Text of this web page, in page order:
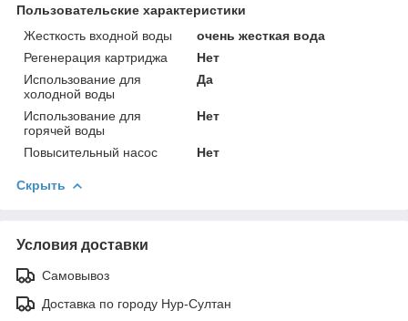
Пользовательские характеристики
Жесткость входной воды
очень жесткая вода
Регенерация картриджа
Нет
Использование для
холодной воды
Да
Использование для
горячей воды
Нет
Повысительный насос Нет
Скрыть
Условия доставки
Самовывоз
Доставка по городу Нур-Султан